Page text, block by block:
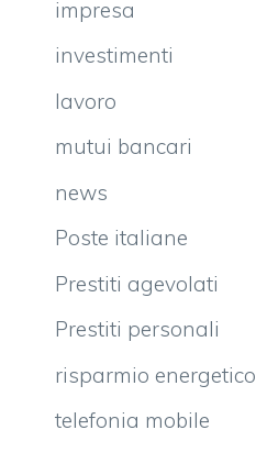
impresa
investimenti
lavoro
mutui bancari
news
Poste italiane
Prestiti agevolati
Prestiti personali
risparmio energetico
telefonia mobile